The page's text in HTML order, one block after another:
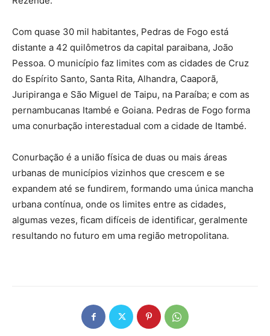
Com quase 30 mil habitantes, Pedras de Fogo está
distante a 42 quilômetros da capital paraibana, João
Pessoa. O município faz limites com as cidades de Cruz
do Espírito Santo, Santa Rita, Alhandra, Caaporã,
Juripiranga e São Miguel de Taipu, na Paraíba; e com as
pernambucanas Itambé e Goiana. Pedras de Fogo forma
uma conurbação interestadual com a cidade de Itambé.
Conurbação é a união física de duas ou mais áreas
urbanas de municípios vizinhos que crescem e se
expandem até se fundirem, formando uma única mancha
urbana contínua, onde os limites entre as cidades,
algumas vezes, ficam difíceis de identificar, geralmente
resultando no futuro em uma região metropolitana.